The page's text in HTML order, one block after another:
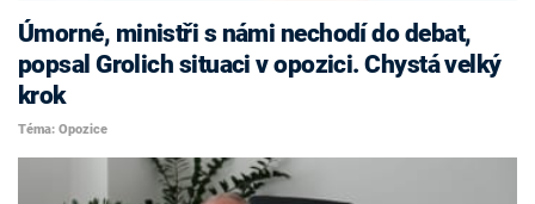
Úmorné, ministři s námi nechodí do debat,
popsal Grolich situaci v opozici. Chystá velký
krok
Téma: Opozice